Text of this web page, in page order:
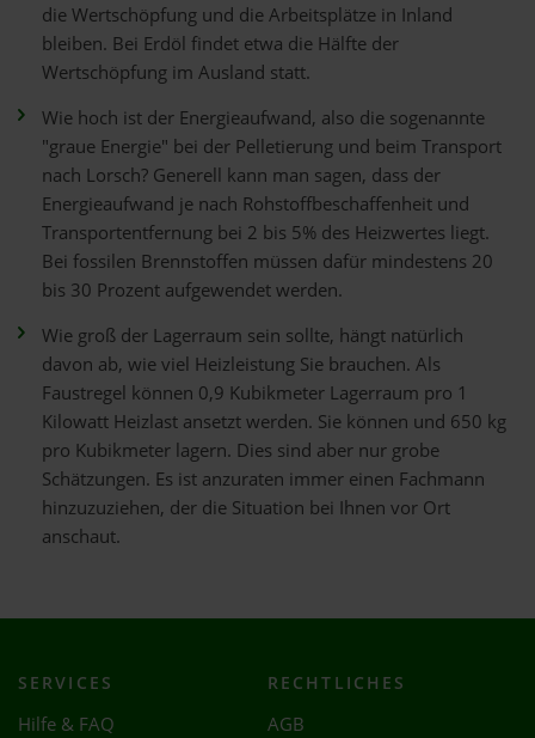
die Wertschöpfung und die Arbeitsplätze in Inland
bleiben. Bei Erdöl findet etwa die Hälfte der
Wertschöpfung im Ausland statt.
Wie hoch ist der Energieaufwand, also die sogenannte
"graue Energie" bei der Pelletierung und beim Transport
nach Lorsch? Generell kann man sagen, dass der
Energieaufwand je nach Rohstoffbeschaffenheit und
Transportentfernung bei 2 bis 5% des Heizwertes liegt.
Bei fossilen Brennstoffen müssen dafür mindestens 20
bis 30 Prozent aufgewendet werden.
Wie groß der Lagerraum sein sollte, hängt natürlich
davon ab, wie viel Heizleistung Sie brauchen. Als
Faustregel können 0,9 Kubikmeter Lagerraum pro 1
Kilowatt Heizlast ansetzt werden. Sie können und 650 kg
pro Kubikmeter lagern. Dies sind aber nur grobe
Schätzungen. Es ist anzuraten immer einen Fachmann
hinzuzuziehen, der die Situation bei Ihnen vor Ort
anschaut.
SERVICES
Hilfe & FAQ
RECHTLICHES
AGB